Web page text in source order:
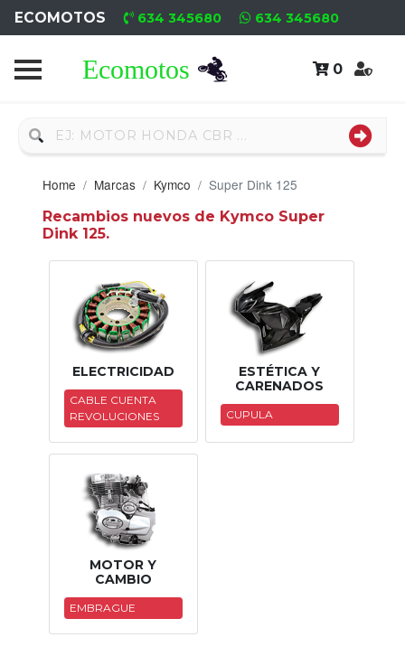
ECOMOTOS 634 345680 634 345680
0
Home
Usado
Neumáticos
Campa
Motores
Nuevos
Motores
Usados
Tasaciones
Formulario
Empresa
Contacto
Home Marcas Kymco Super Dink 125
Recambios nuevos de Kymco Super
Dink 125.
ELECTRICIDAD
CABLE CUENTA
REVOLUCIONES
ESTÉTICA Y
CARENADOS
CUPULA
MOTOR Y
CAMBIO
EMBRAGUE